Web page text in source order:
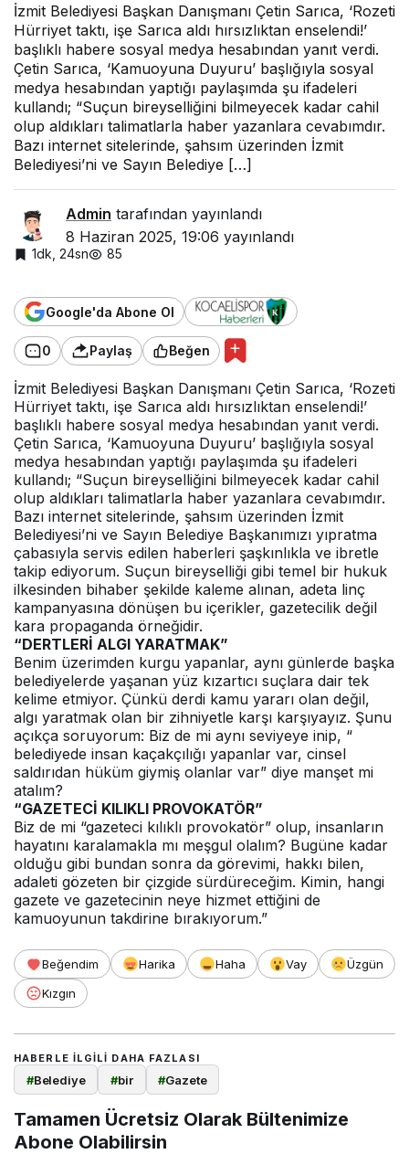
İzmit Belediyesi Başkan Danışmanı Çetin Sarıca, ‘Rozeti
Hürriyet taktı, işe Sarıca aldı hırsızlıktan enselendi!’
başlıklı habere sosyal medya hesabından yanıt verdi.
Çetin Sarıca, ‘Kamuoyuna Duyuru’ başlığıyla sosyal
medya hesabından yaptığı paylaşımda şu ifadeleri
kullandı; “Suçun bireyselliğini bilmeyecek kadar cahil
olup aldıkları talimatlarla haber yazanlara cevabımdır.
Bazı internet sitelerinde, şahsım üzerinden İzmit
Belediyesi’ni ve Sayın Belediye […]
Admin tarafından yayınlandı
8 Haziran 2025, 19:06 yayınlandı
1dk, 24sn 85
Google'da Abone Ol
0 Paylaş Beğen
İzmit Belediyesi Başkan Danışmanı Çetin Sarıca, ‘Rozeti
Hürriyet taktı, işe Sarıca aldı hırsızlıktan enselendi!’
başlıklı habere sosyal medya hesabından yanıt verdi.
Çetin Sarıca, ‘Kamuoyuna Duyuru’ başlığıyla sosyal
medya hesabından yaptığı paylaşımda şu ifadeleri
kullandı; “Suçun bireyselliğini bilmeyecek kadar cahil
olup aldıkları talimatlarla haber yazanlara cevabımdır.
Bazı internet sitelerinde, şahsım üzerinden İzmit
Belediyesi’ni ve Sayın Belediye Başkanımızı yıpratma
çabasıyla servis edilen haberleri şaşkınlıkla ve ibretle
takip ediyorum. Suçun bireyselliği gibi temel bir hukuk
ilkesinden bihaber şekilde kaleme alınan, adeta linç
kampanyasına dönüşen bu içerikler, gazetecilik değil
kara propaganda örneğidir.
“DERTLERİ ALGI YARATMAK”
Benim üzerimden kurgu yapanlar, aynı günlerde başka
belediyelerde yaşanan yüz kızartıcı suçlara dair tek
kelime etmiyor. Çünkü derdi kamu yararı olan değil,
algı yaratmak olan bir zihniyetle karşı karşıyayız. Şunu
açıkça soruyorum: Biz de mi aynı seviyeye inip, “
belediyede insan kaçakçılığı yapanlar var, cinsel
saldırıdan hüküm giymiş olanlar var” diye manşet mi
atalım?
“GAZETECİ KILIKLI PROVOKATÖR”
Biz de mi “gazeteci kılıklı provokatör” olup, insanların
hayatını karalamakla mı meşgul olalım? Bugüne kadar
olduğu gibi bundan sonra da görevimi, hakkı bilen,
adaleti gözeten bir çizgide sürdüreceğim. Kimin, hangi
gazete ve gazetecinin neye hizmet ettiğini de
kamuoyunun takdirine bırakıyorum.”
Beğendim Harika Haha Vay
Üzgün
Kızgın
HABERLE ILGILI DAHA FAZLASI
#Belediye #bir #Gazete
Tamamen Ücretsiz Olarak Bültenimize
Abone Olabilirsin